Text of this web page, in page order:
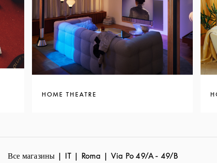
HOME THEATRE
Все магазины IT Roma Via Po 49/A - 49/B